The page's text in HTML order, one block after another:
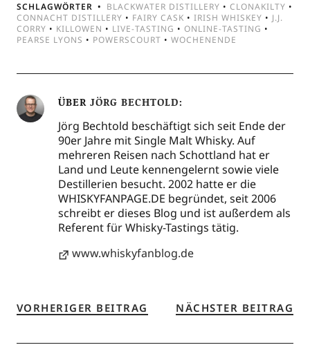
SCHLAGWÖRTER BLACKWATER DISTILLERY • CLONAKILTY •
CONNACHT DISTILLERY • FAIRY CASK • IRISH WHISKEY • J.J.
CORRY • KILLOWEN • LIVE-TASTING • ONLINE-TASTING •
PEARSE LYONS • POWERSCOURT • WOCHENENDE
ÜBER JÖRG BECHTOLD
Jörg Bechtold beschäftigt sich seit Ende der
90er Jahre mit Single Malt Whisky. Auf
mehreren Reisen nach Schottland hat er
Land und Leute kennengelernt sowie viele
Destillerien besucht. 2002 hatte er die
WHISKYFANPAGE.DE begründet, seit 2006
schreibt er dieses Blog und ist außerdem als
Referent für Whisky-Tastings tätig.
www.whiskyfanblog.de
VORHERIGER BEITRAG NÄCHSTER BEITRAG